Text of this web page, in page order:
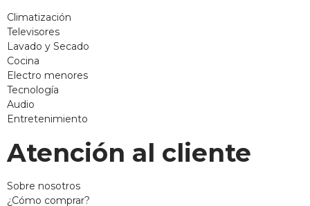
Climatización
Televisores
Lavado y Secado
Cocina
Electro menores
Tecnología
Audio
Entretenimiento
Atención al cliente
Sobre nosotros
¿Cómo comprar?